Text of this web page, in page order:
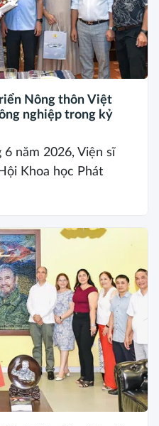
Nông thôn Việt
nghiệp trong kỷ
6 năm 2026, Viện sĩ
Khoa học Phát